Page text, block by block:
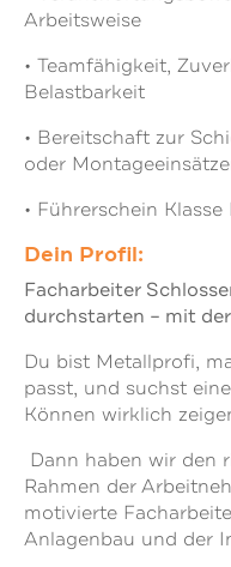
Arbeitsweise
• Teamfähigkeit,
Belastbarkeit
• Bereitschaft zur
oder
• Führerschein
Dein Profil:
Facharbeiter
durchstarten – mit
Du bist Metallprofi,
passt, und suchst
Können wirklich
Dann haben wir den
Rahmen der
motivierte
Anlagenbau und der